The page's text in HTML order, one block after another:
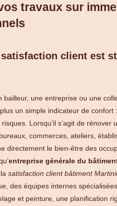
travaux sur
client est
bailleur, une entreprise ou une
plus un simple indicateur de
Lorsqu’il s’agit de rénover
commerces, ateliers,
directement le bien-être des
entreprise générale du
satisfaction client bâtiment
des équipes internes
et peinture, une planification